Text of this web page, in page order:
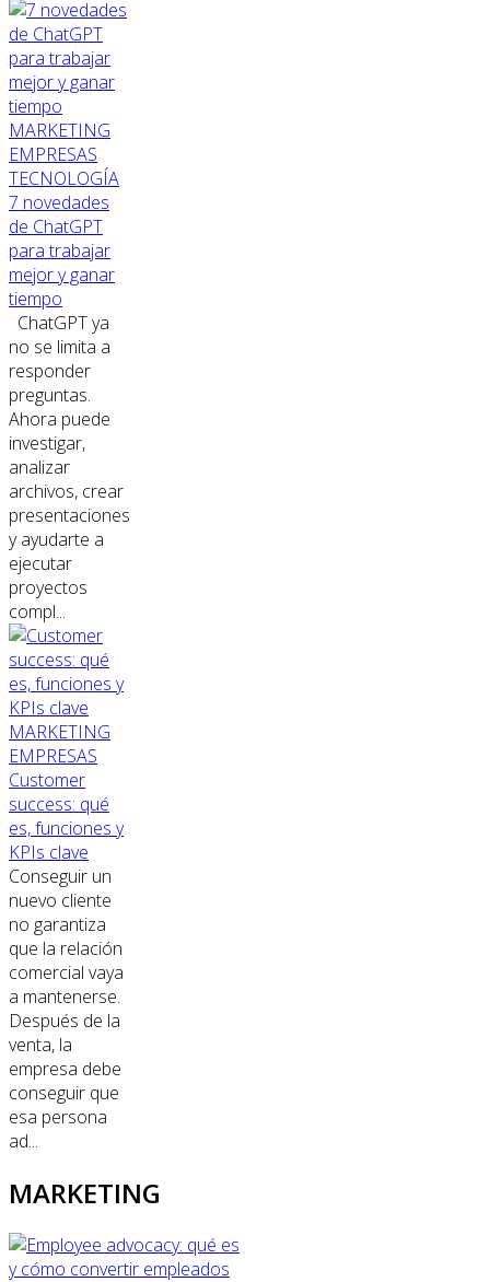
MARKETING
EMPRESAS
TECNOLOGÍA
7 novedades
de ChatGPT
para trabajar
mejor y ganar
tiempo
ChatGPT ya
no se limita a
responder
preguntas.
Ahora puede
investigar,
analizar
archivos, crear
presentaciones
y ayudarte a
ejecutar
proyectos
compl...
MARKETING
EMPRESAS
Customer
success: qué
es, funciones y
KPIs clave
Conseguir un
nuevo cliente
no garantiza
que la relación
comercial vaya
a mantenerse.
Después de la
venta, la
empresa debe
conseguir que
esa persona
ad...
MARKETING